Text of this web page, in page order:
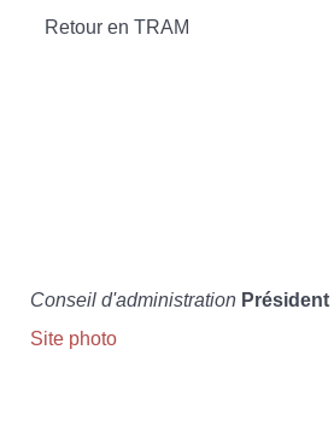
Retour en TRAM
Conseil d'administration Président
Site photo